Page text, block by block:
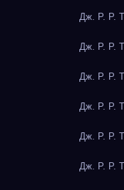
Дж. Р. Р.
Дж. Р. Р.
Дж. Р. Р.
Дж. Р. Р.
Дж. Р. Р.
Дж. Р. Р.